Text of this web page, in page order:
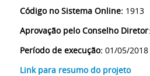
Código no Sistema Online: 1913
Aprovação pelo Conselho Diretor
Período de execução: 01/05/
Link para resumo do projeto